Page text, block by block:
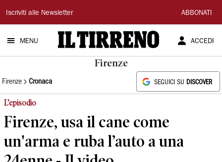
Il
Tirreno
Iscriviti alle Newsletter ABBONATI
MENU ACCEDI
Firenze
Firenze Cronaca SEGUICI SU DISCOVER
L’episodio
Firenze, usa il cane come
un'arma e ruba l’auto a una